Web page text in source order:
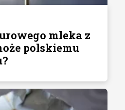
mleka z
polskiemu